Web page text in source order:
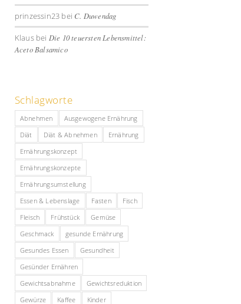
prinzessin23 bei C. Duwendag
Klausbei Die 10 teuersten Lebensmittel:
Aceto Balsamico
Schlagworte
Abnehmen
Ausgewogene Ernährung
Diät
Diät & Abnehmen
Ernährung
Ernährungskonzept
Ernährungskonzepte
Ernährungsumstellung
Essen & Lebenslage
Fasten
Fisch
Fleisch
Frühstück
Gemüse
Geschmack
gesunde Ernährung
Gesundes Essen
Gesundheit
Gesünder Ernähren
Gewichtsabnahme
Gewichtsreduktion
Gewürze
Kaffee
Kinder